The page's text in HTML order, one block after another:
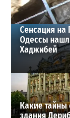
Сенсация на
Одессы
Хаджибей
Какие